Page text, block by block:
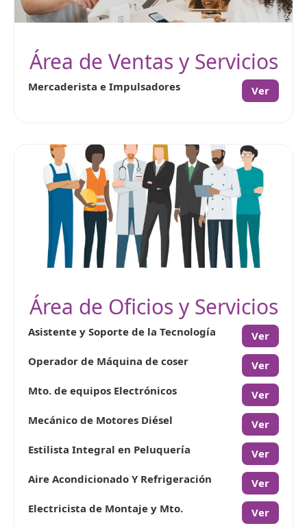
Área de Ventas y Servicios
Mercaderista e Impulsadores Ver
Área de Oficios y Servicios
Asistente y Soporte de la Tecnología
Ver
Operador de Máquina de coser
Ver
Mto. de equipos Electrónicos
Ver
Mecánico de Motores Diésel
Ver
Estilista Integral en Peluquería
Ver
Aire Acondicionado Y Refrigeración
Ver
Electricista de Montaje y Mto.
Ver